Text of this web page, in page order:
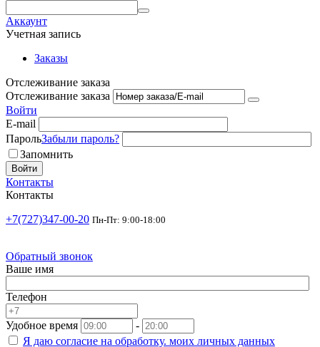
Аккаунт
Учетная запись
Заказы
Отслеживание заказа
Отслеживание заказа
Войти
E-mail
ПарольЗабыли пароль?
Запомнить
Войти
Контакты
Контакты
+7(727)347-00-20 Пн-Пт: 9:00-18:00
Обратный звонок
Ваше имя
Телефон
Удобное время
-
Я даю согласие на обработку. моих личных данных